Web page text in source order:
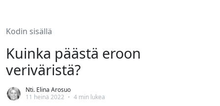
Kodin sisällä
Kuinka päästä eroon
veriväristä?
Nti. Elina Arosuo
11 heinä 2022 • 4 min lukea